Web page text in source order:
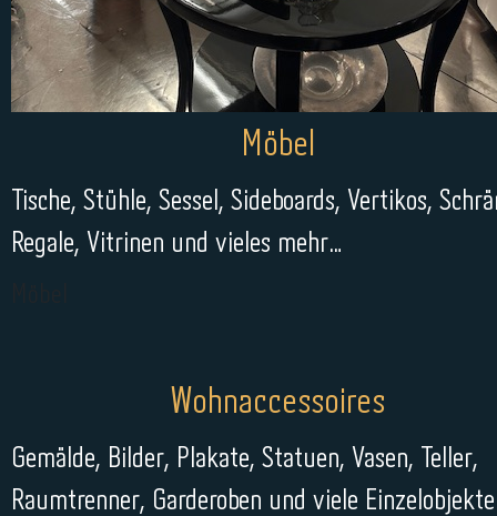
Möbel
Tische, Stühle, Sessel, Sideboards, Vertikos,
Regale, Vitrinen und vieles mehr…
Wohnaccessoires
Gemälde, Bilder, Plakate, Statuen, Vasen, Teller,
Raumtrenner, Garderoben und viele